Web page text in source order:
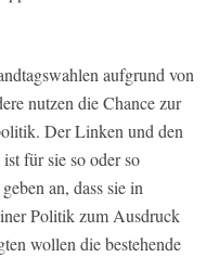
aufgrund von
nutzen die Chance zur
Der Linken und den
für sie so oder so
an, dass sie in
Politik zum Ausdruck
wollen die bestehende